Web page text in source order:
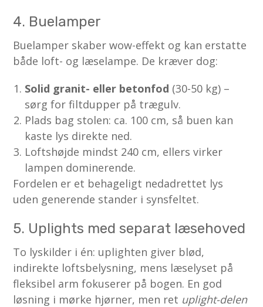
4. Buelamper
Buelamper skaber wow-effekt og kan erstatte
både loft- og læselampe. De kræver dog:
Solid granit- eller betonfod (30-50 kg) –
sørg for filtdupper på trægulv.
Plads bag stolen: ca. 100 cm, så buen kan
kaste lys direkte ned.
Loftshøjde mindst 240 cm, ellers virker
lampen dominerende.
Fordelen er et behageligt nedadrettet lys
uden generende stander i synsfeltet.
5. Uplights med separat læsehoved
To lyskilder i én: uplighten giver blød,
indirekte loftsbelysning, mens læselyset på
fleksibel arm fokuserer på bogen. En god
løsning i mørke hjørner, men ret uplight-delen